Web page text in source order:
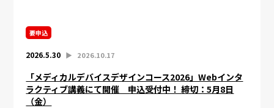
要申込
2026.5.30 ▶︎ 2026.10.17
「メディカルデバイスデザインコース2026」Webインタ
ラクティブ講義にて開催 申込受付中！ 締切：5月8日
（金）